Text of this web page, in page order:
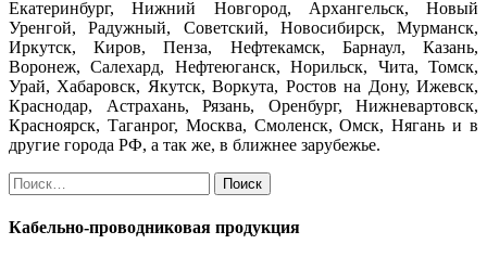
Екатеринбург, Нижний Новгород, Архангельск, Новый
Уренгой, Радужный, Советский, Новосибирск, Мурманск,
Иркутск, Киров, Пенза, Нефтекамск, Барнаул, Казань,
Воронеж, Салехард, Нефтеюганск, Норильск, Чита, Томск,
Урай, Хабаровск, Якутск, Воркута, Ростов на Дону, Ижевск,
Краснодар, Астрахань, Рязань, Оренбург, Нижневартовск,
Красноярск, Таганрог, Москва, Смоленск, Омск, Нягань и в
другие города РФ, а так же, в ближнее зарубежье.
Найти:
Кабельно-проводниковая продукция